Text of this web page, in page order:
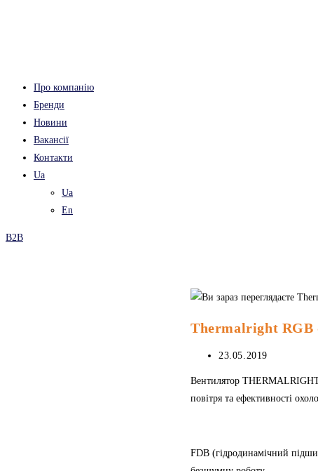
Про компанію
Бренди
Новини
Вакансії
Контакти
Ua
Ua
En
B2B
Thermalright RGB
Запис
23.05.2019
Вентилятор
повітря та ефективності
FDB (гідродинамічний